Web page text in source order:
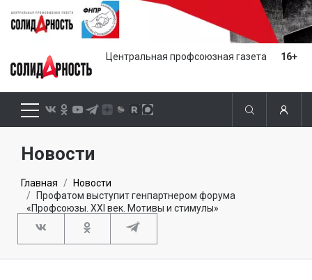
Центральная профсоюзная газета 16+
Новости
Главная
Новости
Профатом выступит генпартнером форума
«Профсоюзы. XXI век. Мотивы и стимулы»